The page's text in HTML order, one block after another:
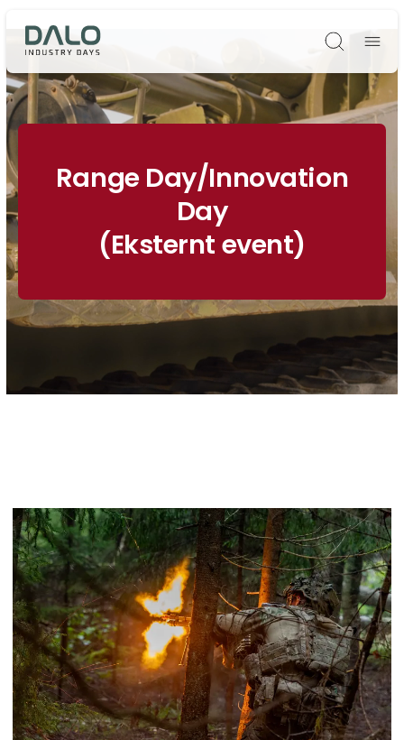
Søg
Range Day/Innovation
Day
(Eksternt event)